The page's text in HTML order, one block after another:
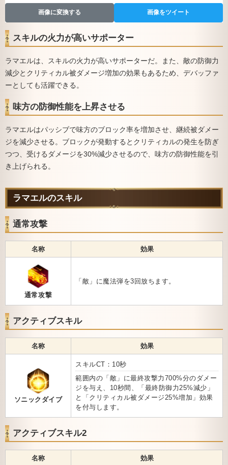
画像に変換する 画像をツイート
スキルの火力が高いサポーター
ラマエルは、スキルの火力が高いサポーターだ。また、敵の防御力
減少とクリティカル被ダメージ増加の効果もあるため、デバッファ
ーとしても活躍できる。
味方の防御性能を上昇させる
ラマエルはパッシブで味方のブロック率を増加させ、継続被ダメー
ジを減少させる。ブロックが発動するとクリティカルの発生を防ぎ
つつ、受けるダメージを30%減少させるので、味方の防御性能を引
き上げられる。
ラマエルのスキル
通常攻撃
名称 効果
通常攻撃
「敵」に魔法弾を3回放ちます。
アクティブスキル
名称 効果
ソニックダイブ
スキルCT：10秒
範囲内の「敵」に最終攻撃力700%分のダメー
ジを与え、10秒間、「最終防御力25%減少」
と「クリティカル被ダメージ25%増加」効果
を付与します。
アクティブスキル2
名称 効果